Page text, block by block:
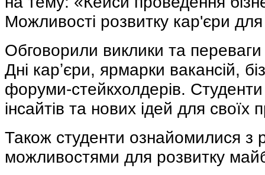
Можливості розвитку кар'єри для
Обговорили виклики та
Дні карʼєри, ярмарки вакансій,
форуми-стейкхолдерів.
інсайтів та нових ідей для своїх
Також студенти ознайомилися з
можливостями для розвитку